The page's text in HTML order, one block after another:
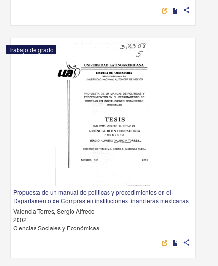
share
Trabajo de grado
Propuesta de un manual de politicas y procedimientos en el
Departamento de Compras en instituciones financieras mexicanas
Valencia Torres, Sergio Alfredo
2002
Ciencias Sociales y Económicas
share